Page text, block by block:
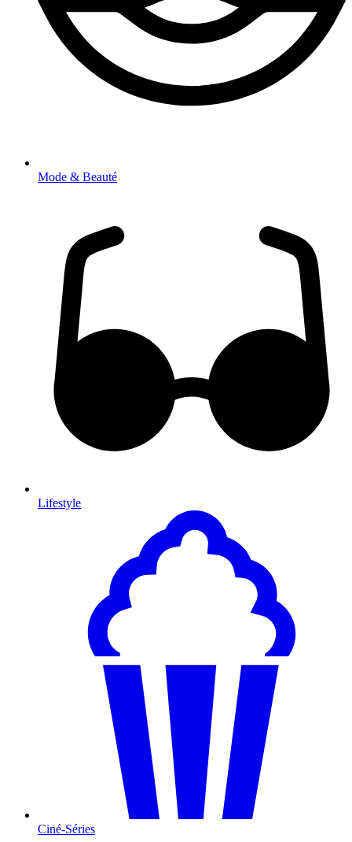
Mode & Beauté
Lifestyle
Ciné-Séries